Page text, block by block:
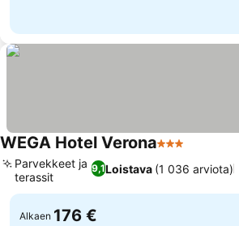
WEGA Hotel Verona3 Tähtiluokitus
9,1Loistava (1 036 arviota)
Parvekkeet ja
terassit
Alkaen 176 €